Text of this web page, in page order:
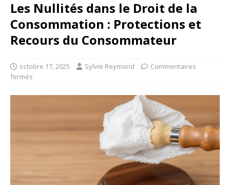
Les Nullités dans le Droit de la
Consommation : Protections et
Recours du Consommateur
octobre 17, 2025 Sylvie Reymond
Commentaires
fermés